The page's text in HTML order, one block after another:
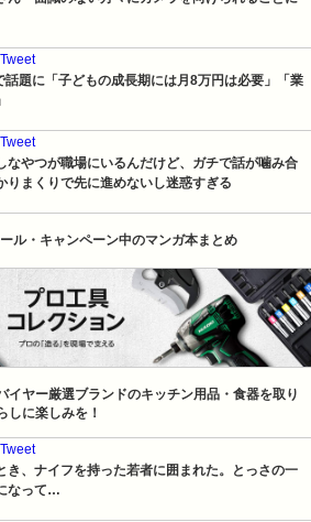
題に「子どもの成長期には月8万円は必要」「業
なやつが職場にいるんだけど、ガチで話が噛み合
りまくりで先に進めないし迷惑すぎる
ル・キャンペーン中のマンガ本まとめ
ヤー厳選ブランドのキッチン用品・食器を取り
に楽しみを！
き、ナイフを持った若者に囲まれた。とっさの一
なって…